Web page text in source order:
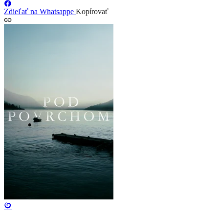
Zdieľať na Whatsappe Kopírovať